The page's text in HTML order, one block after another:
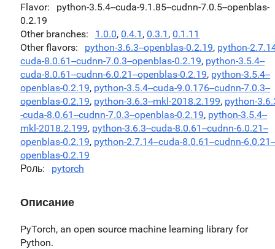
Flavor
python-3.5.4--cuda-9.1.85--cudnn-7.0.5--openblas-
0.2.19
Other branches
1.0.0, 0.4.1 , 0.3.1 , 0.1.11
Other flavors
python-3.6.3--openblas-0.2.19, python-
cuda-8.0.61--cudnn-7.0.3--openblas-0.2.19, python-3.5.4--
cuda-8.0.61--cudnn-6.0.21--openblas-0.2.19, python-3.5.4--
openblas-0.2.19, python-3.5.4--cuda-9.0.176--cudnn-7.0.3--
openblas-0.2.19, python-3.6.3--mkl-2018.2.199, python-
-cuda-8.0.61--cudnn-7.0.3--openblas-0.2.19, python-3.5.4--
mkl-2018.2.199, python-3.6.3--cuda-8.0.61--cudnn-6.0.21--
openblas-0.2.19, python-2.7.14--cuda-8.0.61--cudnn-6.0.21--
openblas-0.2.19
Роль
pytorch
Описание
PyTorch, an open source machine learning library for
Python.